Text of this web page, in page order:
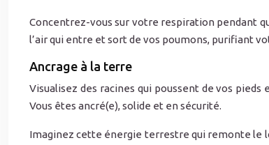
Concentrez-vous sur votre respiration pendant
l’air qui entre et sort de vos poumons, purifiant
Ancrage à la terre
Visualisez des racines qui poussent de vos
Vous êtes ancré(e), solide et en sécurité.
Imaginez cette énergie terrestre qui remonte le